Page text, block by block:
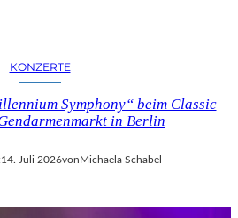
KONZERTE
Symphony“ beim Classic
in Berlin
14. Juli 2026vonMichaela Schabel